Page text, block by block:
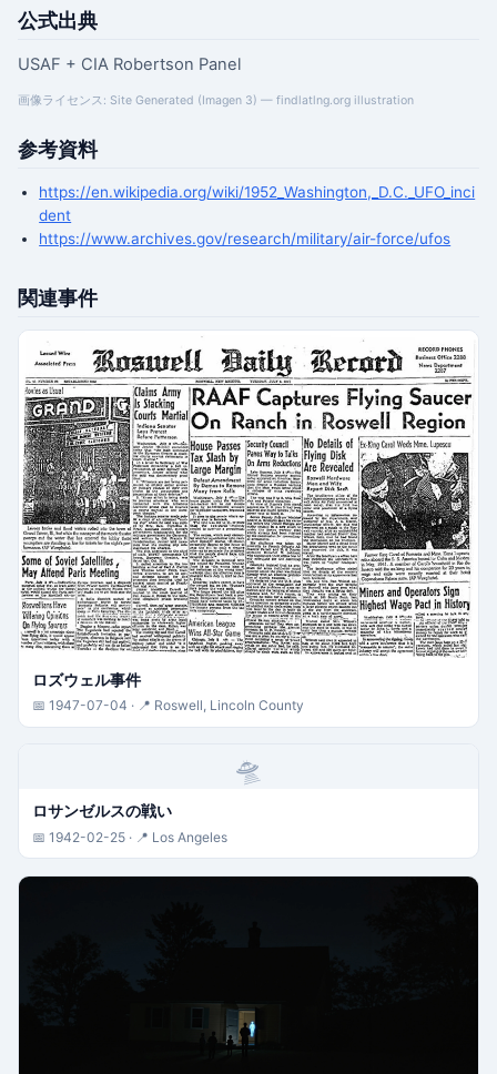
公式出典
USAF + CIA Robertson Panel
画像ライセンス: Site Generated (Imagen 3) — findlatlng.org illustration
参考資料
https://en.wikipedia.org/wiki/1952_Washington,_D.C._UFO_inci
dent
https://www.archives.gov/research/military/air-force/ufos
関連事件
ロズウェル事件
📅 1947-07-04 · 📍 Roswell, Lincoln County
🛸
ロサンゼルスの戦い
📅 1942-02-25 · 📍 Los Angeles